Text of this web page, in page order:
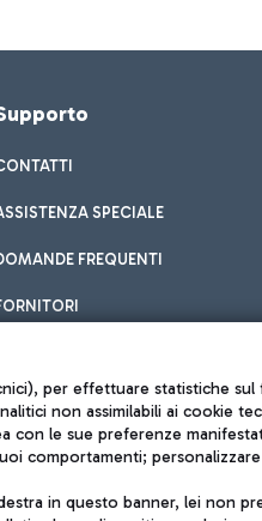
SPECIALE
FREQUENTI
per effettuare statistiche
non assimilabili ai cookie
con le sue preferenze
comportamenti;
in questo banner, lei non